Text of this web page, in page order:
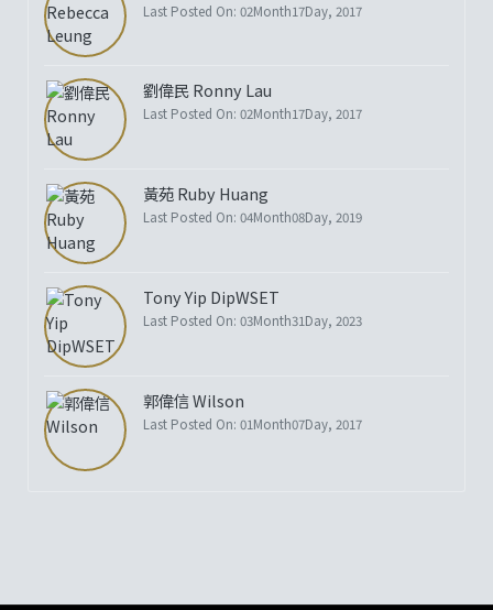
Last Posted On: 02Month17Day, 2017
劉偉民 Ronny Lau
Last Posted On: 02Month17Day, 2017
黃苑 Ruby Huang
Last Posted On: 04Month08Day, 2019
Tony Yip DipWSET
Last Posted On: 03Month31Day, 2023
郭偉信 Wilson
Last Posted On: 01Month07Day, 2017